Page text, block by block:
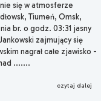
się w atmosferze
Tiumeń, Omsk,
br. o godz. 03:31 jasny
zajmujący się
nagrał całe zjawisko -
.......
czytaj dalej